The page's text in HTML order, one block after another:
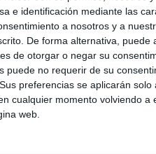
e identificación mediante las
a nosotros y a
De forma alternativa,
de otorgar o negar su
puede no requerir de su
preferencias se aplicarán
cualquier momento volviendo
web.